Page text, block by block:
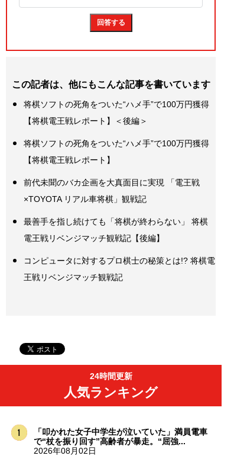
この記者は、他にもこんな記事を書いています
将棋ソフトの死角をついた“ハメ手”で100万円獲得
【将棋電王戦レポート】＜後編＞
将棋ソフトの死角をついた“ハメ手”で100万円獲得
【将棋電王戦レポート】
前代未聞のバカ企画を大真面目に実現 「電王戦
×TOYOTA リアル車将棋」観戦記
最善手を指し続けても「将棋が終わらない」 将棋
電王戦リベンジマッチ観戦記【後編】
コンピュータに対するプロ棋士の秘策とは!? 将棋電
王戦リベンジマッチ観戦記
24時間更新
人気ランキング
「叩かれた女子中学生が泣いていた」満員電車
で“杖を振り回す”高齢者が暴走。“屈強...
2026年08月02日